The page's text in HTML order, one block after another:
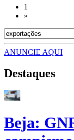
1
»
ANUNCIE AQUI
Destaques
Beja: